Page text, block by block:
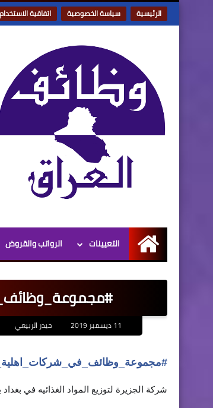
الرئيسية سياسة الخصوصية اتفاقية الاستخدام
الرئيسية
التعيينات الرواتب والقروض
حيدر الربيعي
#
شركة الجزيرة لتوزيع المواد الغذائيه في